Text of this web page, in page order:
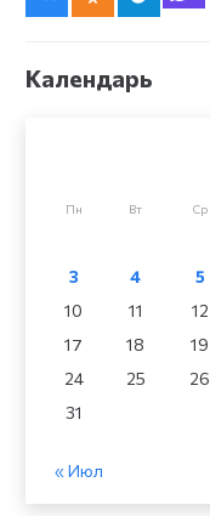
Календарь
Пн Вт Ср
3
4 5
10
11 12
17
18 19
24
25 26
31
« Июл